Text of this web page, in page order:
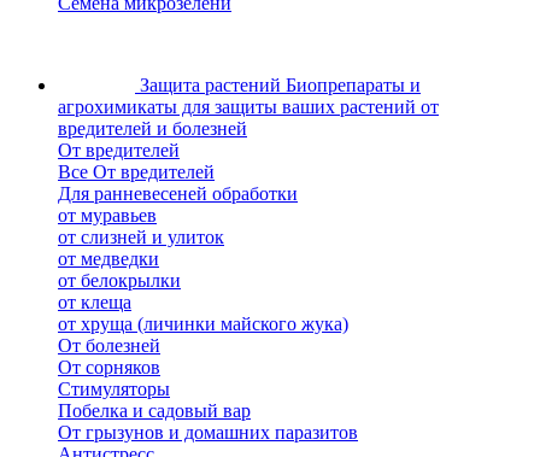
Защита растений Биопрепараты и
агрохимикаты для защиты ваших растений от
вредителей и болезней
От вредителей
Все От вредителей
Для ранневесеней обработки
от муравьев
от слизней и улиток
от медведки
от белокрылки
от клеща
от хруща (личинки майского жука)
От болезней
От сорняков
Стимуляторы
Побелка и садовый вар
От грызунов и домашних паразитов